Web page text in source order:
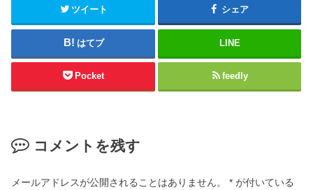
ツイート シェア
はてブ LINE
Pocket feedly
コメントを残す
メールアドレスが公開されることはありません。 * が付いている